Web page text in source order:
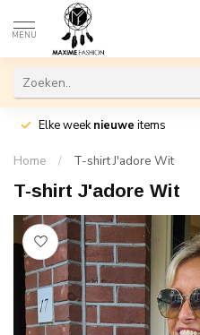
MENU
Elke weeknieuwe items
Home / T-shirt J'adore Wit
T-shirt J'adore Wit